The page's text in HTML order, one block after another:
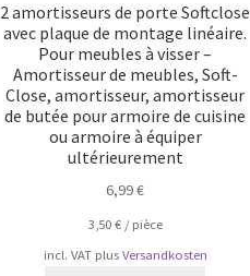
2 amortisseurs de porte Softclose
avec plaque de montage linéaire.
Pour meubles à visser –
Amortisseur de meubles, Soft-
Close, amortisseur, amortisseur
de butée pour armoire de cuisine
ou armoire à équiper
ultérieurement
6,99€
3,50 €/ pièce
incl. VAT plus Versandkosten